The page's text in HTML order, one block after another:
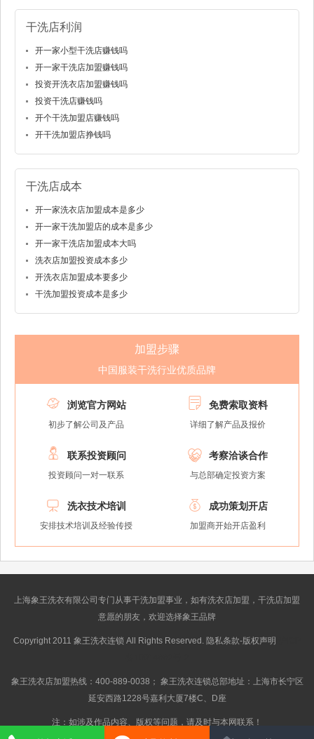
干洗店利润
开一家小型干洗店赚钱吗
开一家干洗店加盟赚钱吗
投资开洗衣店加盟赚钱吗
投资干洗店赚钱吗
开个干洗加盟店赚钱吗
开干洗加盟店挣钱吗
干洗店成本
开一家洗衣店加盟成本是多少
开一家干洗加盟店的成本是多少
开一家干洗店加盟成本大吗
洗衣店加盟投资成本多少
开洗衣店加盟成本要多少
干洗加盟投资成本是多少
加盟步骤
中国服装干洗行业优质品牌
 浏览官方网站
初步了解公司及产品
 免费索取资料
详细了解产品及报价
 联系投资顾问
投资顾问一对一联系
 考察洽谈合作
与总部确定投资方案
 洗衣技术培训
安排技术培训及经验传授
 成功策划开店
加盟商开始开店盈利
上海象王洗衣有限公司专门从事干洗加盟事业，如有洗衣店加盟，干洗店加盟
意愿的朋友，欢迎选择象王品牌
Copyright 2011 象王洗衣连锁 All Rights Reserved. 隐私条款-版权声明
象王洗衣店加盟热线：400-889-0038； 象王洗衣连锁总部地址：上海市长宁区
延安西路1228号嘉利大厦7楼C、D座
注：如涉及作品内容、版权等问题，请及时与本网联系！